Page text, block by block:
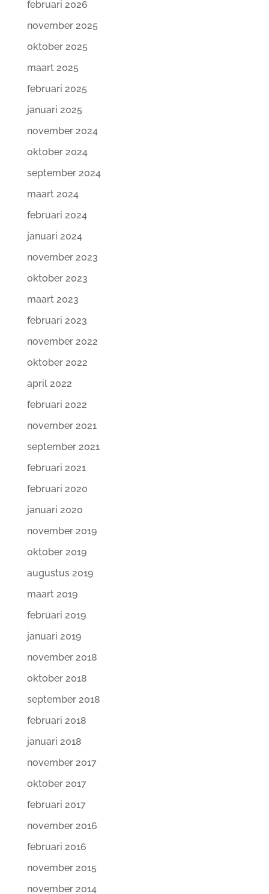
februari 2026
november 2025
oktober 2025
maart 2025
februari 2025
januari 2025
november 2024
oktober 2024
september 2024
maart 2024
februari 2024
januari 2024
november 2023
oktober 2023
maart 2023
februari 2023
november 2022
oktober 2022
april 2022
februari 2022
november 2021
september 2021
februari 2021
februari 2020
januari 2020
november 2019
oktober 2019
augustus 2019
maart 2019
februari 2019
januari 2019
november 2018
oktober 2018
september 2018
februari 2018
januari 2018
november 2017
oktober 2017
februari 2017
november 2016
februari 2016
november 2015
november 2014